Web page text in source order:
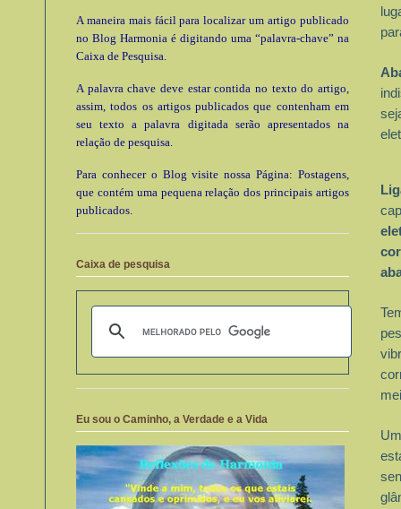
A maneira mais fácil para localizar um artigo publicado
no Blog Harmonia é digitando uma “palavra-chave” na
Caixa de Pesquisa.
A palavra chave deve estar contida no texto do artigo,
assim, todos os artigos publicados que contenham em
seu texto a palavra digitada serão apresentados na
relação de pesquisa.
Para conhecer o Blog visite nossa Página: Postagens,
que contém uma pequena relação dos principais artigos
publicados.
Caixa de pesquisa
Eu sou o Caminho, a Verdade e a Vida